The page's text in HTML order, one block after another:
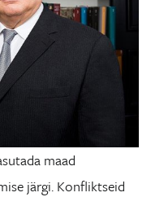
maad
järgi. Konfliktseid